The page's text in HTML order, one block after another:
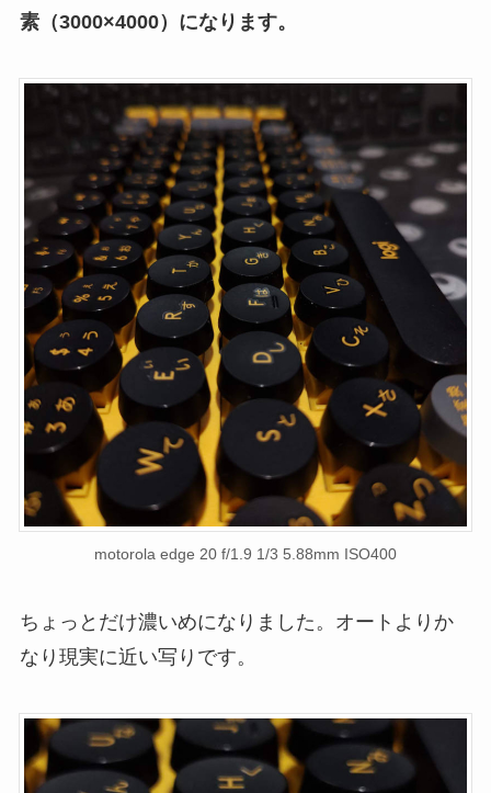
素（3000×4000）になります。
motorola edge 20 f/1.9 1/3 5.88mm ISO400
ちょっとだけ濃いめになりました。オートよりか
なり現実に近い写りです。